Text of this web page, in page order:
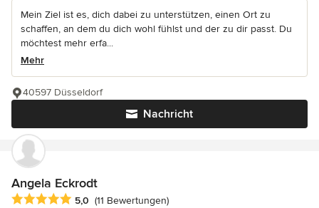
Mein Ziel ist es, dich dabei zu unterstützen, einen Ort zu
schaffen, an dem du dich wohl fühlst und der zu dir passt. Du
möchtest mehr erfa...
Mehr
Nachricht
40597 Düsseldorf
Angela Eckrodt
Durchschnittliche Bewertung: 5 von 5 Sternen
5,0 (11 Bewertungen)